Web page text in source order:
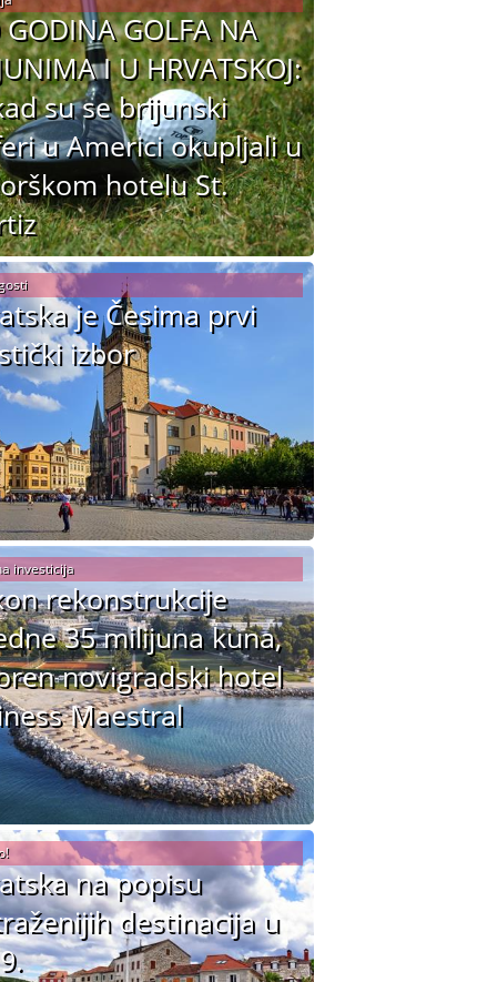
GOLFA NA
I U HRVATSKOJ:
su se brijunski
u Americi okupljali u
hotelu St.
je Česima prvi
izbor
rekonstrukcije
35 milijuna kuna,
novigradski hotel
Maestral
investicija
na popisu
destinacija u